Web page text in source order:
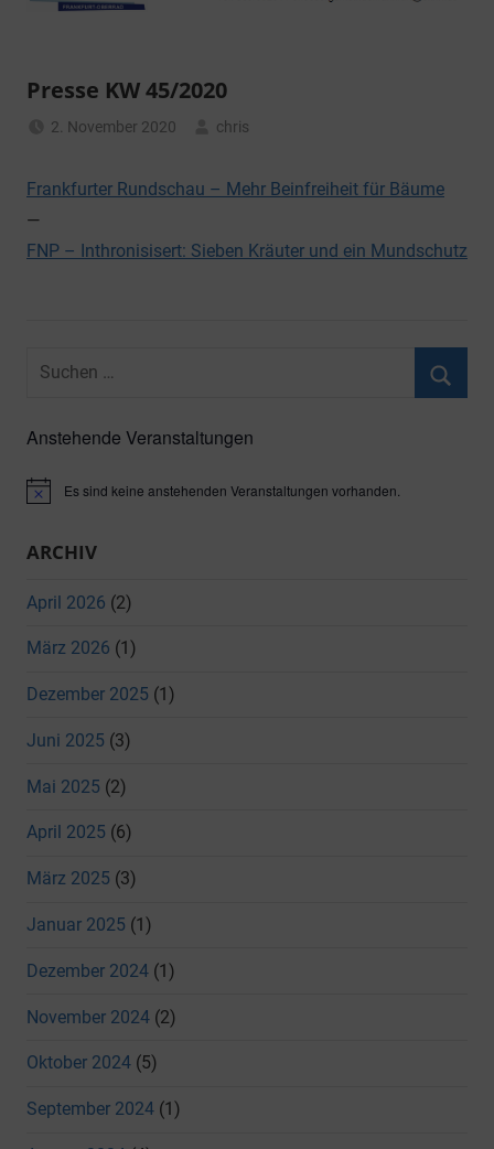
Presse KW 45/2020
2. November 2020
chris
Frankfurter Rundschau – Mehr Beinfreiheit für Bäume
—
FNP – Inthronisisert: Sieben Kräuter und ein Mundschutz
Suchen
Anstehende Veranstaltungen
HinweisEs sind keine anstehenden Veranstaltungen vorhanden.
ARCHIV
April 2026 (2)
März 2026 (1)
Dezember 2025 (1)
Juni 2025 (3)
Mai 2025 (2)
April 2025 (6)
März 2025 (3)
Januar 2025 (1)
Dezember 2024 (1)
November 2024 (2)
Oktober 2024 (5)
September 2024 (1)